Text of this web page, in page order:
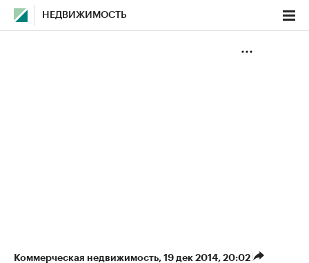
НЕДВИЖИМОСТЬ
Коммерческая недвижимость⁠, 19 дек 2014, 20:02